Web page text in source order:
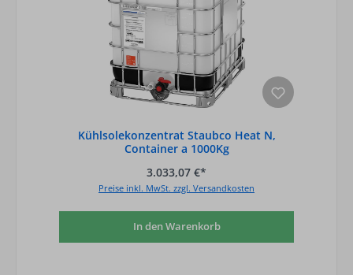
Kühlsolekonzentrat Staubco Heat N,
Container a 1000Kg
3.033,07 €*
Preise inkl. MwSt. zzgl. Versandkosten
In den Warenkorb